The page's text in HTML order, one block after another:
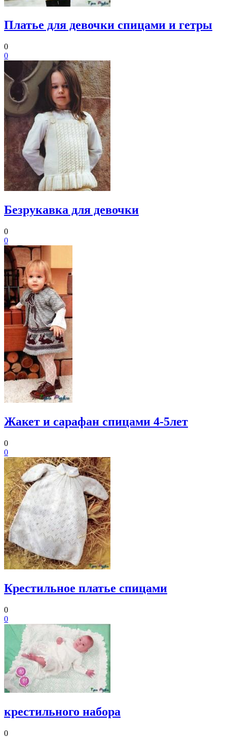
Платье для девочки спицами и гетры
0
0
Безрукавка для девочки
0
0
Жакет и сарафан спицами 4-5лет
0
0
Крестильное платье спицами
0
0
крестильного набора
0